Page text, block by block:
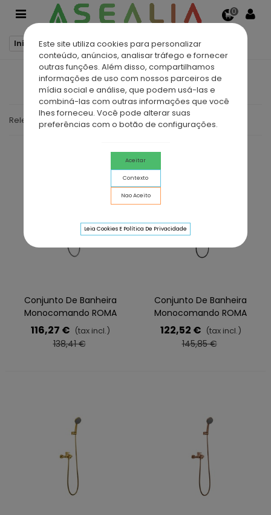
Este site utiliza cookies para personalizar
conteúdo, anúncios, analisar tráfego e fornecer
outras funções. Além disso, compartilhamos
informações de uso com nossos parceiros de
mídia social e análise, que podem usá-las e
combiná-las com outras informações que você
lhes forneceu. Você pode alterar suas
preferências com o botão de configurações.
Aceitar
Contexto
Nao Aceito
Leia Cookies E Política De Privacidade
0
Início Conjuntos de Banheira
CONJUNTOS DE BANHEIRA
Relevância
Conjunto De Banheira
Monocomando ROMA
Cromado
116,27 € (tax incl.)
138,41 €
Conjunto De Banheira
Monocomando ROMA
Preto Fosco
122,52 € (tax incl.)
145,85 €